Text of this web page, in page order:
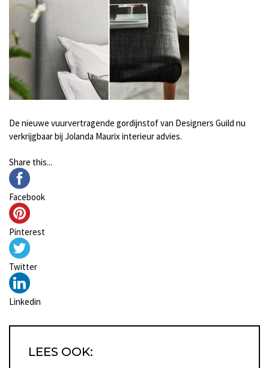
De nieuwe vuurvertragende gordijnstof van Designers Guild nu
verkrijgbaar bij Jolanda Maurix interieur advies.
Share this...
Facebook
Pinterest
Twitter
Linkedin
LEES OOK: